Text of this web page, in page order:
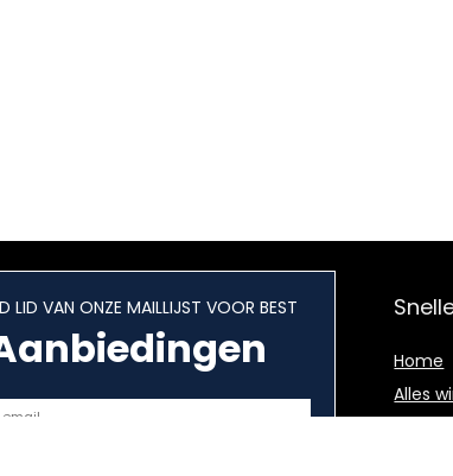
LID VAN ONZE MAILLIJST VOOR BEST
Home
Alles